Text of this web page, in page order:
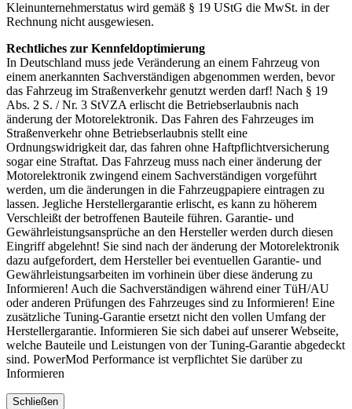
Kleinunternehmerstatus wird gemäß § 19 UStG die MwSt. in der
Rechnung nicht ausgewiesen.
Rechtliches zur Kennfeldoptimierung
In Deutschland muss jede Veränderung an einem Fahrzeug von
einem anerkannten Sachverständigen abgenommen werden, bevor
das Fahrzeug im Straßenverkehr genutzt werden darf! Nach § 19
Abs. 2 S. / Nr. 3 StVZA erlischt die Betriebserlaubnis nach
änderung der Motorelektronik. Das Fahren des Fahrzeuges im
Straßenverkehr ohne Betriebserlaubnis stellt eine
Ordnungswidrigkeit dar, das fahren ohne Haftpflichtversicherung
sogar eine Straftat. Das Fahrzeug muss nach einer änderung der
Motorelektronik zwingend einem Sachverständigen vorgeführt
werden, um die änderungen in die Fahrzeugpapiere eintragen zu
lassen. Jegliche Herstellergarantie erlischt, es kann zu höherem
Verschleißt der betroffenen Bauteile führen. Garantie- und
Gewährleistungsansprüche an den Hersteller werden durch diesen
Eingriff abgelehnt! Sie sind nach der änderung der Motorelektronik
dazu aufgefordert, dem Hersteller bei eventuellen Garantie- und
Gewährleistungsarbeiten im vorhinein über diese änderung zu
Informieren! Auch die Sachverständigen während einer TüH/AU
oder anderen Prüfungen des Fahrzeuges sind zu Informieren! Eine
zusätzliche Tuning-Garantie ersetzt nicht den vollen Umfang der
Herstellergarantie. Informieren Sie sich dabei auf unserer Webseite,
welche Bauteile und Leistungen von der Tuning-Garantie abgedeckt
sind. PowerMod Performance ist verpflichtet Sie darüber zu
Informieren
Schließen